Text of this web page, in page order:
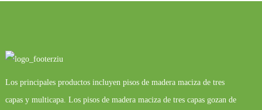
Los principales productos incluyen pisos de madera maciza de tres
capas y multicapa. Los pisos de madera maciza de tres capas gozan de